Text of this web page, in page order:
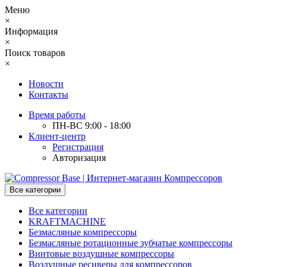
Меню
×
Информация
×
Поиск товаров
×
Новости
Контакты
Время работы
ПН-ВС 9:00 - 18:00
Клиент-центр
Регистрация
Авторизация
Все категории
Все категории
KRAFTMACHINE
Безмасляные компрессоры
Безмасляные ротационные зубчатые компрессоры
Винтовые воздушные компрессоры
Воздушные ресиверы для компрессоров